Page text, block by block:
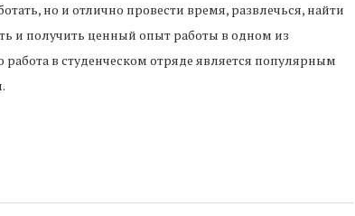
но и отлично провести время, развлечься, найти
и получить ценный опыт работы в одном из
в студенческом отряде является популярным